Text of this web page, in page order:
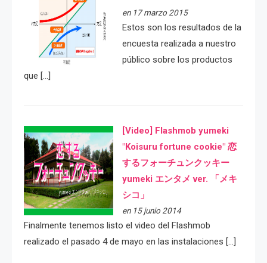
en 17 marzo 2015
Estos son los resultados de la
encuesta realizada a nuestro
público sobre los productos
que […]
[Video] Flashmob yumeki
"Koisuru fortune cookie" 恋
するフォーチュンクッキー
yumeki エンタメ ver. 「メキ
シコ」
en 15 junio 2014
Finalmente tenemos listo el video del Flashmob
realizado el pasado 4 de mayo en las instalaciones […]